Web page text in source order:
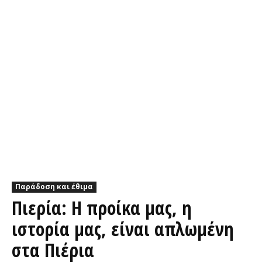
Παράδοση και έθιμα
Πιερία: Η προίκα μας, η
ιστορία μας, είναι απλωμένη
στα Πιέρια